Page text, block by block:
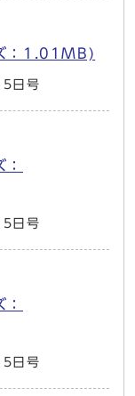
：1.01MB)
日号
日号
日号